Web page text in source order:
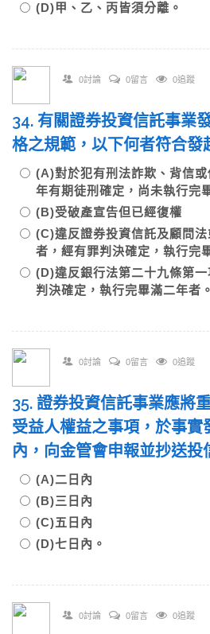
(D)甲、乙、丙皆須分離。
0討論 0留言 0追蹤
34. 有關證券投資信託事業
格之規範，以下何者符合發
(A)對於犯有刑法詐欺、背信
年有期徒刑確定，尚未執行完
(B)受破產宣告但已經復權
(C)違反證券投資信託及顧問
者，經有罪判決確定，執行完
(D)違反銀行法第二十九條第
判決確定，執行完畢滿二年者。
0討論 0留言 0追蹤
35. 證券投資信託事業應將
受益人權益之事項，於事實
內，向金管會申報並抄送投
(A)二日內
(B)三日內
(C)五日內
(D)七日內。
0討論 0留言 0追蹤